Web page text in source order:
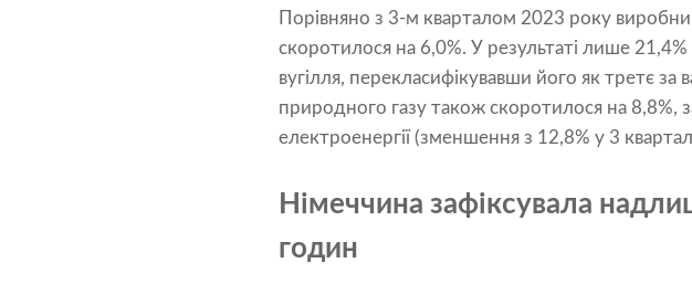
Порівняно з 3-м кварталом 2023 року
скоротилося на 6,0%. У результаті лише
вугілля, перекласифікувавши його як третє
природного газу також скоротилося на
електроенергії (зменшення з 12,8% у 3
Німеччина зафіксувала
годин